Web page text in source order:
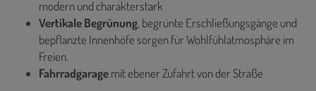
modern und charakterstark
Vertikale Begrünung, begrünte Erschließungsgänge und
bepflanzte Innenhöfe sorgen für Wohlfühlatmosphäre im
Freien.
Fahrradgaragemit ebener Zufahrt von der Straße